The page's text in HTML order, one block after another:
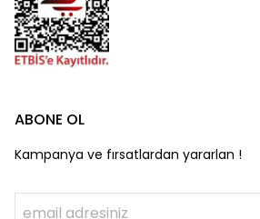
ABONE OL
Kampanya ve fırsatlardan yararlan !